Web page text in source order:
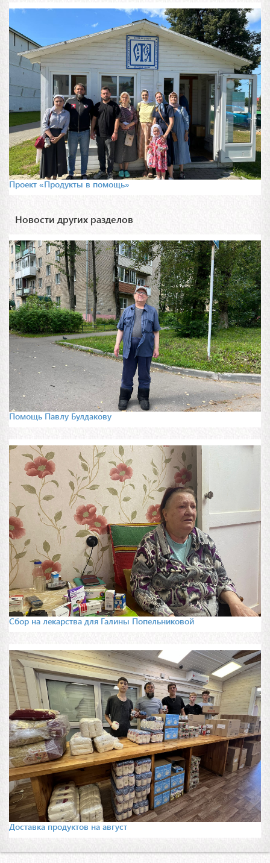
Проект «Продукты в помощь»
Новости других разделов
Помощь Павлу Булдакову
Сбор на лекарства для Галины Попельниковой
Доставка продуктов на август